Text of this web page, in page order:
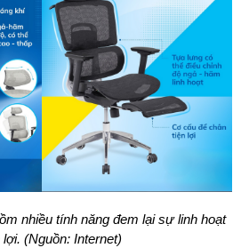
nhiều tính năng đem lại sự linh hoạt
lợi. (Nguồn: Internet)